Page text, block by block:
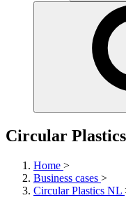
Circular
Home >
Business cases >
Circular Plastics NL